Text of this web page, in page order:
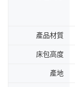
產品材質
床包高度
產地